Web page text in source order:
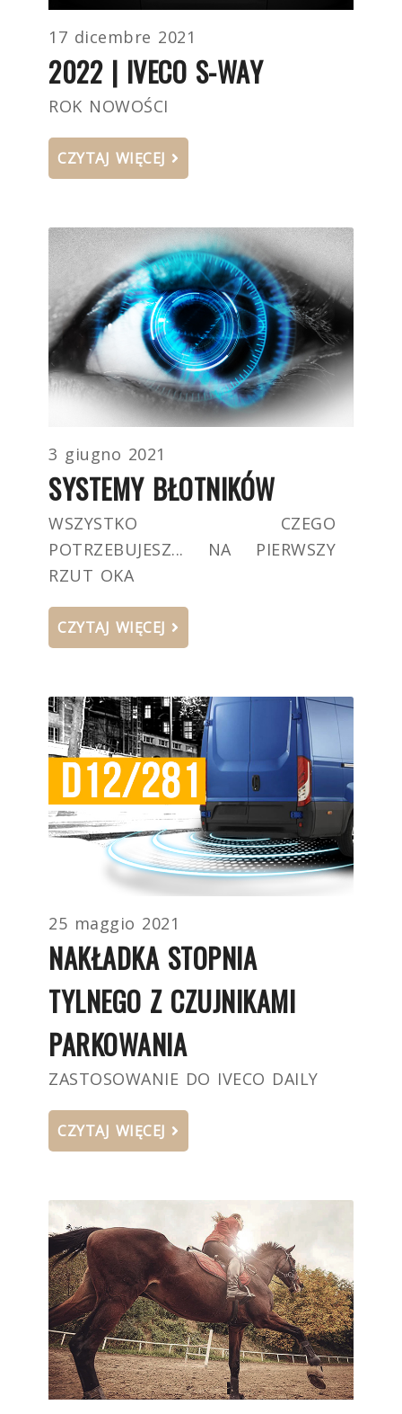
17 dicembre 2021
2022 | IVECO S-WAY
ROK NOWOŚCI
CZYTAJ WIĘCEJ
3 giugno 2021
SYSTEMY BŁOTNIKÓW
WSZYSTKO CZEGO
POTRZEBUJESZ... NA PIERWSZY
RZUT OKA
CZYTAJ WIĘCEJ
25 maggio 2021
NAKŁADKA STOPNIA
TYLNEGO Z CZUJNIKAMI
PARKOWANIA
ZASTOSOWANIE DO IVECO DAILY
CZYTAJ WIĘCEJ